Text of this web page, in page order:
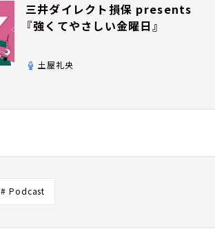
三井ダイレクト損保 presents
『強くてやさしい金曜日』
土屋礼央
# Podcast